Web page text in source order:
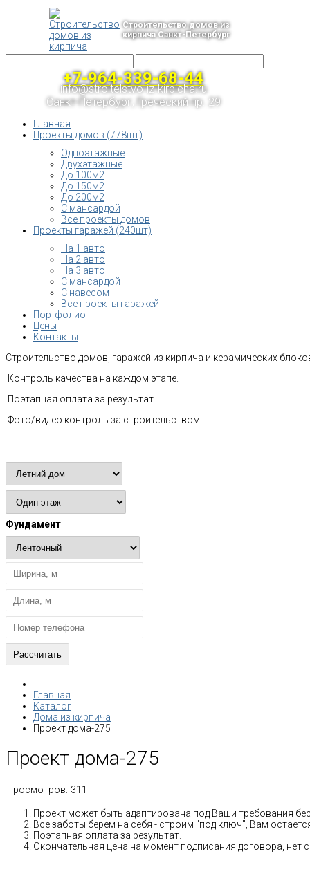
Строительство домов из
кирпича Санкт-Петербург
+7-964-339-68-44
info@stroitelstvo-iz-kirpicha.ru
Санкт-Петербург, Греческий пр. 29
Главная
Проекты домов (778шт)
Одноэтажные
Двухэтажные
До 100м2
До 150м2
До 200м2
С мансардой
Все проекты домов
Проекты гаражей (240шт)
На 1 авто
На 2 авто
На 3 авто
С мансардой
С навесом
Все проекты гаражей
Портфолио
Цены
Контакты
Строительство домов, гаражей из кирпича и керамических
Контроль качества на каждом этапе.
Поэтапная оплата за результат
Фото/видео контроль за строительством.
Фундамент
Главная
Каталог
Дома из кирпича
Проект дома-275
Проект дома-275
Просмотров: 311
Проект может быть адаптирована под Ваши требования
Все заботы берем на себя - строим "под ключ", Вам
Поэтапная оплата за результат.
Окончательная цена на момент подписания договора, нет